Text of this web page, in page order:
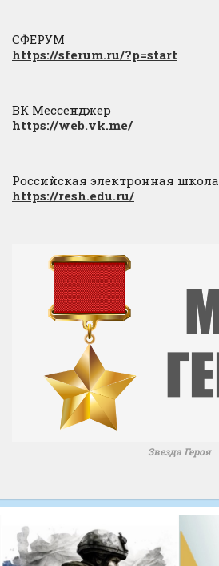
СФЕРУМ
https://sferum.ru/?p=start
ВК Мессенджер
https://web.vk.me/
Российская электронная школа
https://resh.edu.ru/
Звезда Героя